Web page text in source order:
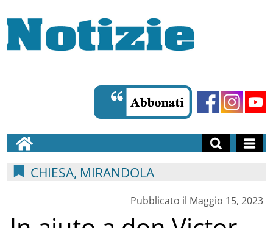
CHIESA, MIRANDOLA
Pubblicato il Maggio 15, 2023